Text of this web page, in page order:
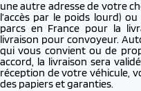
une autre adresse de votre
l’accès par le poids lourd)
parcs en France pour la
livraison pour convoyeur.
qui vous convient ou de
accord, la livraison sera
réception de votre véhicule,
des papiers et garanties.